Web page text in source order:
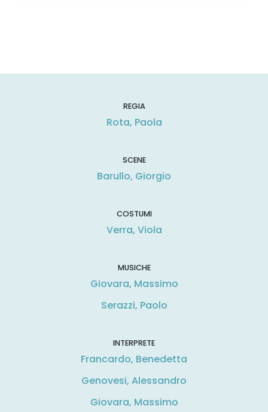
REGIA
Rota, Paola
SCENE
Barullo, Giorgio
COSTUMI
Verra, Viola
MUSICHE
Giovara, Massimo
Serazzi, Paolo
INTERPRETE
Francardo, Benedetta
Genovesi, Alessandro
Giovara, Massimo